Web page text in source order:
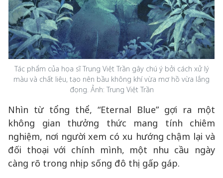
Tác phẩm của họa sĩ Trung Việt Trần gây chú ý bởi cách xử lý
màu và chất liệu, tạo nên bầu không khí vừa mơ hồ vừa lắng
đọng. Ảnh: Trung Việt Trần
Nhìn từ tổng thể, “Eternal Blue” gợi ra một
không gian thưởng thức mang tính chiêm
nghiệm, nơi người xem có xu hướng chậm lại và
đối thoại với chính mình, một nhu cầu ngày
càng rõ trong nhịp sống đô thị gấp gáp.